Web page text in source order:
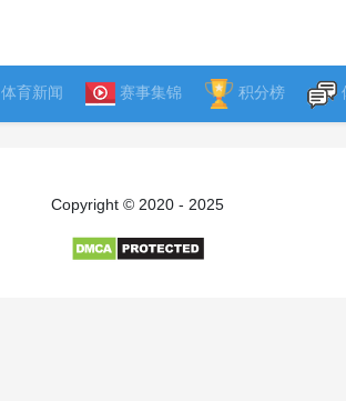
体育新闻 赛事集锦 积分榜
Copyright © 2020 - 2025